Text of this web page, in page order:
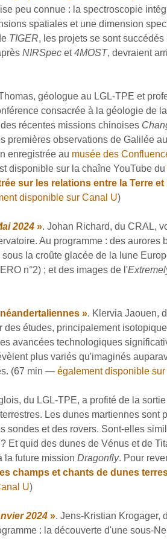
peu connue : la spectroscopie
spatiales et une dimension
TIGER, les projets se sont succédés
NIRSpecet4MOST, devraient
géologue au LGL-TPE et
consacrée à la géologie de
récentes missions chinoises
observations de Galilée
enregistrée au musée des
disponible sur la chaîne YouTube du
sur les relations entre la Terre et
disponible sur Canal U)
2024 ». Johan Richard, du CRAL,
Au programme : des
la croûte glacée de la lune
n°2) ; et des images de l'
». Klervia Jaouen,
études, principalement
avancées technologiques
plus variés qu'imaginés
(67 min — également disponible
du LGL-TPE, a profité de la
Les dunes martiennes
et des rovers. Sont-elles
Et quid des dunes de Vénus et de
la future mission Dragonfly. Pour
champs et chants de dunes
U)
2024 ». Jens-Kristian Krogager,
: la découverte d'une sous-